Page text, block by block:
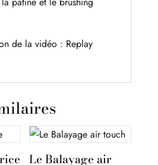
de la vidéo : Replay
Le Balayage air